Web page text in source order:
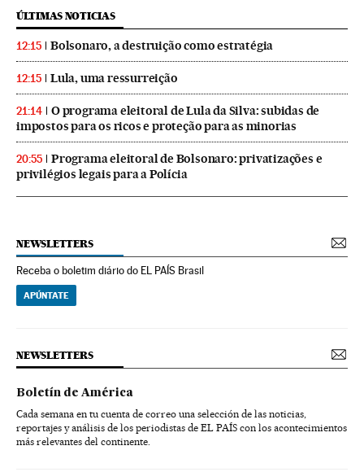
ÚLTIMAS NOTICIAS
12:15 Bolsonaro, a destruição como estratégia
12:15 Lula, uma ressurreição
21:14
O programa eleitoral de Lula da Silva: subidas de
impostos para os ricos e proteção para as minorias
20:55
Programa eleitoral de Bolsonaro: privatizações e
privilégios legais para a Polícia
NEWSLETTERS
Receba o boletim diário do EL PAÍS Brasil
APÚNTATE
NEWSLETTERS
Boletín de América
Cada semana en tu cuenta de correo una selección de las noticias,
reportajes y análisis de los periodistas de EL PAÍS con los acontecimientos
más relevantes del continente.